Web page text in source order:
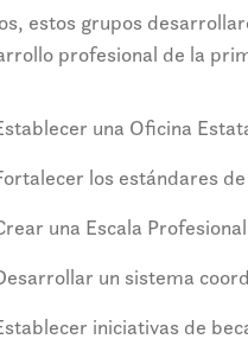
estos grupos
profesional de la
una Oficina
los estándares
una Escala
un sistema
iniciativas de